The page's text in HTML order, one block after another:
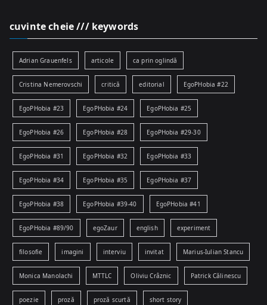
cuvinte cheie /// keywords
Adrian Grauenfels articole ca prin oglindă
Cristina Nemerovschi critică editorial EgoPHobia #22
EgoPHobia #23 EgoPHobia #24 EgoPHobia #25
EgoPHobia #26 EgoPHobia #28 EgoPHobia #29-30
EgoPHobia #31 EgoPHobia #32 EgoPHobia #33
EgoPHobia #34 EgoPHobia #35 EgoPHobia #37
EgoPHobia #38 EgoPHobia #39-40 EgoPHobia #41
EgoPHobia #89/90 egoZaur english experiment
filosofie imagini interviu invitat Marius-Iulian Stancu
Monica Manolachi MTTLC Oliviu Crâznic Patrick Călinescu
poezie proză proză scurtă short story